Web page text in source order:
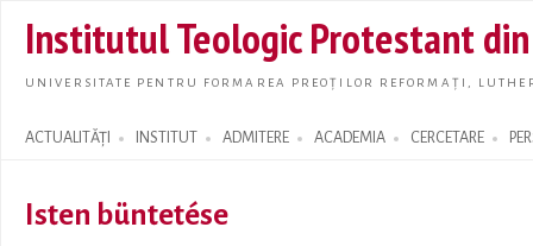
main
Institutul Teologic Protestant
UNIVERSITATE PENTRU FORMAREA PREOȚILOR REFORMAȚI,
ACTUALITĂȚI INSTITUT ADMITERE ACADEMIA CERCETARE
Search form
Isten büntetése